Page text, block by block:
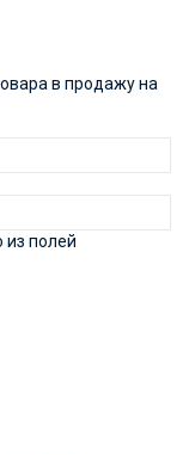
в продажу на
из полей